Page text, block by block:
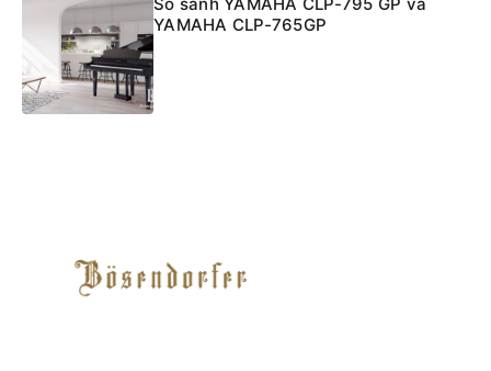
YAMAHA CLP-765GP